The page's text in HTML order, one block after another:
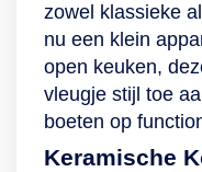
zowel klassieke
nu een klein
open keuken,
vleugje stijl toe
boeten op
Keramische